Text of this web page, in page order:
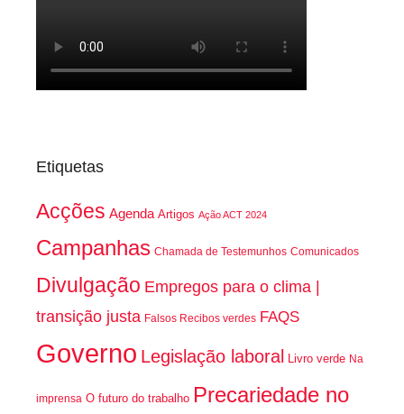
Etiquetas
Acções Agenda Artigos Ação ACT 2024
Campanhas Chamada de Testemunhos Comunicados
Divulgação Empregos para o clima |
transição justa Falsos Recibos verdes FAQS
Governo Legislação laboral Livro verde Na
imprensa O futuro do trabalho Precariedade no